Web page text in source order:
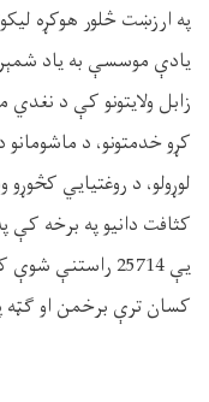
په ارزښت څلور هوکړه
یادې موسسې به یاد شمېر
زابل ولایتونو کې د
کړو خدمتونو، د
لوړولو، د روغتیايي
کثافت دانیو په برخه
کسان ترې برخمن او ګټه